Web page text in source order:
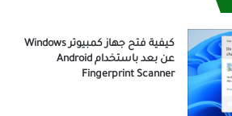
كيفية فتح جهاز كمبيوتر Windows
عن بعد باستخدام Android
Fingerprint Scanner